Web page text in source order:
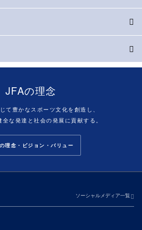
JFAの理念
て豊かなスポーツ文化を創造し、
全な発達と社会の発展に貢献する。
理念・ビジョン・バリュー
ソーシャルメディア一覧